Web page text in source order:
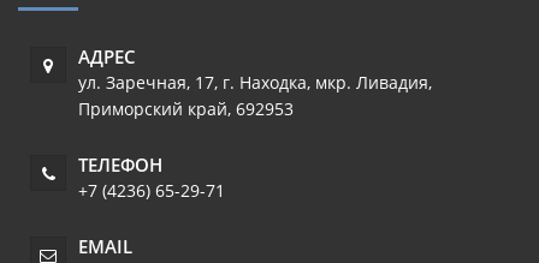
АДРЕС
ул. Заречная, 17, г. Находка, мкр. Ливадия,
Приморский край, 692953
ТЕЛЕФОН
+7 (4236) 65-29-71
EMAIL